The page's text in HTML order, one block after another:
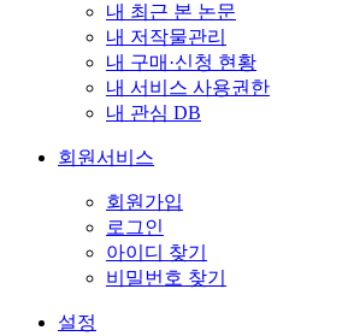
내 최근 본 논문
내 저작물관리
내 구매·신청 현황
내 서비스 사용권한
내 관심 DB
회원서비스
회원가입
로그인
아이디 찾기
비밀번호 찾기
설정